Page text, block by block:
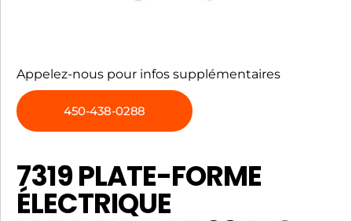
Appelez-nous pour infos supplémentaires
450-438-0288
7319 PLATE-FORME
ÉLECTRIQUE